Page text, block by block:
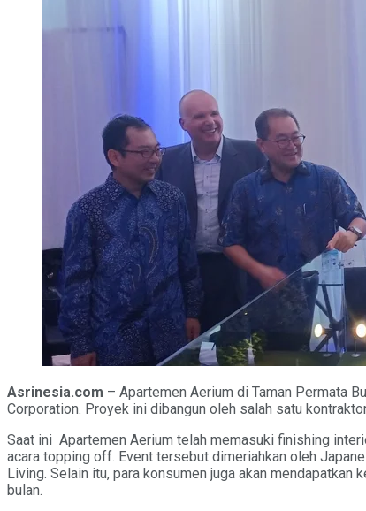
Asrinesia.com – Apartemen Aerium di Taman Permata
Corporation. Proyek ini dibangun oleh salah satu
Saat ini Apartemen Aerium telah memasuki finishing
acara topping off. Event tersebut dimeriahkan oleh
Living. Selain itu, para konsumen juga akan
bulan.